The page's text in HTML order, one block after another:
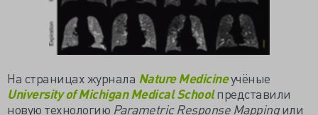
На страницах журнала Nature Medicineучёные
University of Michigan Medical Schoolпредставили
новую технологию Parametric Response Mappingили